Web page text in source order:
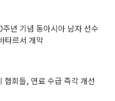
년 기념 동아시아 남자 선수
타르서 개막
협회들, 연료 수급 즉각 개선